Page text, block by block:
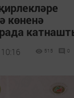
көненә
515 0